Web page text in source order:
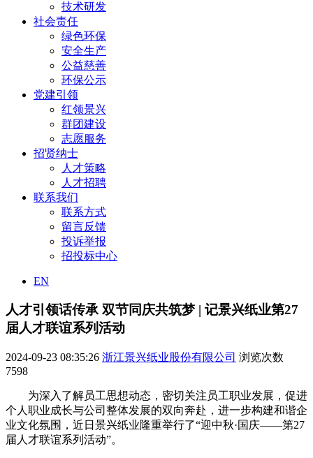
技术研发
社会责任
绿色环保
安全生产
公益慈善
环保公示
党建引领
红领景兴
群团建设
志愿服务
招贤纳士
人才策略
人才招聘
联系我们
联系方式
留言反馈
投诉举报
招投标中心
EN
人才引领话传承 双节同庆共筑梦 | 记景兴纸业第27
届人才联谊系列活动
2024-09-23 08:35:26 浙江景兴纸业股份有限公司 浏览次数
7598
为深入了解员工思想动态，密切关注员工职业发展，促进
个人职业成长与公司整体发展的双向奔赴，进一步构建和谐企
业文化氛围，近日景兴纸业隆重举行了“迎中秋·国庆——第27
届人才联谊系列活动”。